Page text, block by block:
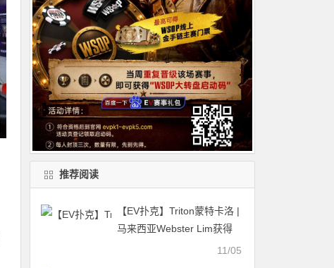
推荐阅读
【EV扑克】Triton蒙特卡洛 |
马来西亚Webster Lim获得
赛事#10冠军，丁彪获第11/05